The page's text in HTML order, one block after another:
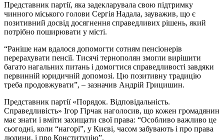
Представник партії, яка задекларувала свою підтримку
чинного міського голови Сергія Надала, зауважив, що є
позитивний досвід досягнення справедливих рішень, який
потрібно поширювати у місті.
“Раніше нам вдалося допомогти сотням пенсіонерів
перерахувати пенсії. Тисячі тернополян змогли вирішити
багато нагальних питань і домогтися справедливості завдяки
первинній юридичній допомозі. Цю позитивну традицію
треба продовжувати”, – зазначив Андрій Грицишин.
Представник партії «Порядок. Відповідальність.
Справедливість» Ігор Гірчак наголосив, що кожен громадянин
має знати і вміти захищати свої права: “Особливо важливо це
сьогодні, коли “нагорі”, у Києві, часом забувають і про права
людини, і про Конституцію”.